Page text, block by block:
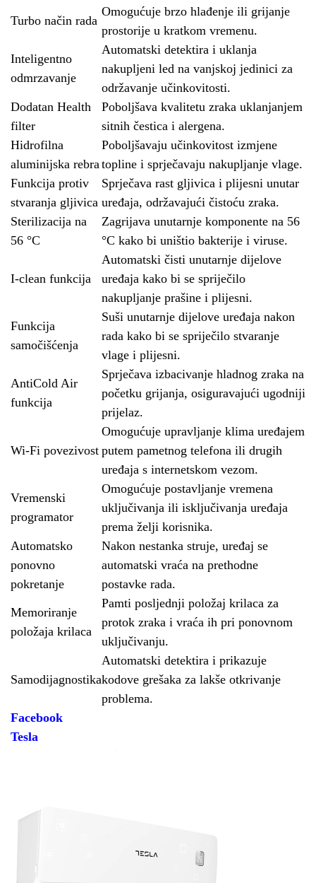
Turbo način rada
Omogućuje brzo hlađenje ili grijanje
prostorije u kratkom vremenu.
Inteligentno
odmrzavanje
Automatski detektira i uklanja
nakupljeni led na vanjskoj jedinici za
održavanje učinkovitosti.
Dodatan Health
filter
Poboljšava kvalitetu zraka uklanjanjem
sitnih čestica i alergena.
Hidrofilna
aluminijska rebra
Poboljšavaju učinkovitost izmjene
topline i sprječavaju nakupljanje vlage.
Funkcija protiv
stvaranja gljivica
Sprječava rast gljivica i plijesni unutar
uređaja, održavajući čistoću zraka.
Sterilizacija na
56 °C
Zagrijava unutarnje komponente na 56
°C kako bi uništio bakterije i viruse.
I-clean funkcija
Automatski čisti unutarnje dijelove
uređaja kako bi se spriječilo
nakupljanje prašine i plijesni.
Funkcija
samočišćenja
Suši unutarnje dijelove uređaja nakon
rada kako bi se spriječilo stvaranje
vlage i plijesni.
AntiCold Air
funkcija
Sprječava izbacivanje hladnog zraka na
početku grijanja, osiguravajući ugodniji
prijelaz.
Wi-Fi povezivost
Omogućuje upravljanje klima uređajem
putem pametnog telefona ili drugih
uređaja s internetskom vezom.
Vremenski
programator
Omogućuje postavljanje vremena
uključivanja ili isključivanja uređaja
prema želji korisnika.
Automatsko
ponovno
pokretanje
Nakon nestanka struje, uređaj se
automatski vraća na prethodne
postavke rada.
Memoriranje
položaja krilaca
Pamti posljednji položaj krilaca za
protok zraka i vraća ih pri ponovnom
uključivanju.
Samodijagnostika
Automatski detektira i prikazuje
kodove grešaka za lakše otkrivanje
problema.
Facebook
Tesla